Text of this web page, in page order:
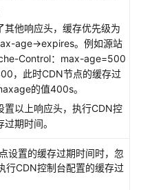
其他响应头，缓存优先级为
age->expires。例如源站
Control：max-age=500
，此时CDN节点的缓存过
的值400s。
置以上响应头，执行CDN控
期时间。
设置的缓存过期时间时，忽
行CDN控制台配置的缓存过